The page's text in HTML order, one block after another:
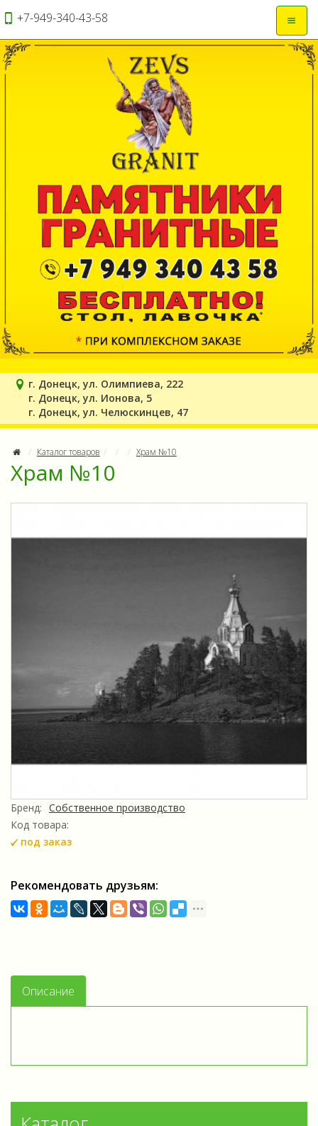
+7-949-340-43-58
г. Донецк, ул. Олимпиева, 222
г. Донецк, ул. Ионова, 5
г. Донецк, ул. Челюскинцев, 47
Каталог товаров Храм №10
Храм №10
Бренд: Собственное производство
Код товара:
под заказ
Рекомендовать друзьям:
Описание